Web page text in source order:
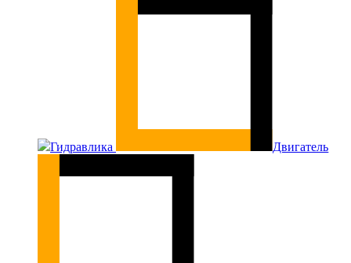
Гидравлика Двигатель